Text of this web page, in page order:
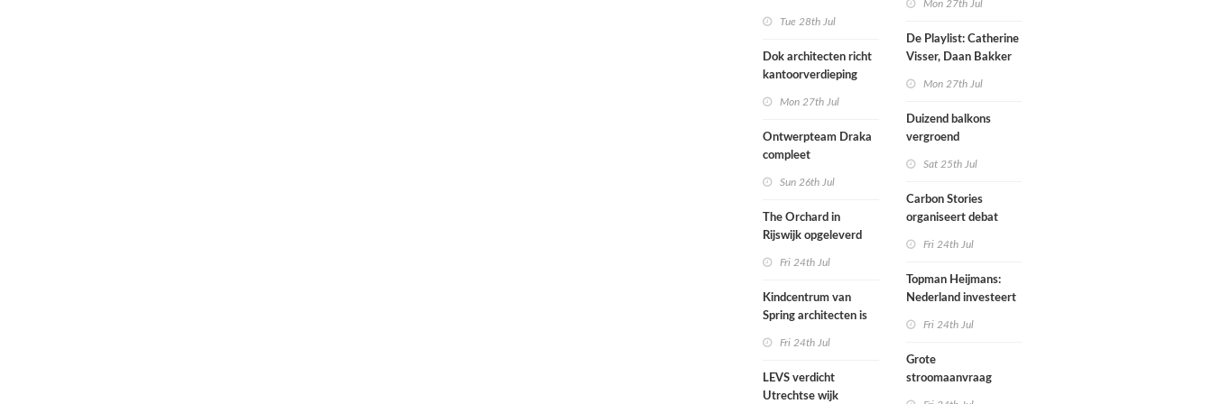
Tue 28th Jul
Dok architecten richt
kantoorverdieping
hernieuwd in
Mon 27th Jul
Ontwerpteam Draka
compleet
Sun 26th Jul
The Orchard in
Rijswijk opgeleverd
Fri 24th Jul
Kindcentrum van
Spring architecten is
Fri 24th Jul
LEVS verdicht
Utrechtse wijk
Mon 27th Jul
De Playlist: Catherine
Visser, Daan Bakker
kamerensemble
Mon 27th Jul
Duizend balkons
vergroend
Sat 25th Jul
Carbon Stories
organiseert debat
Fri 24th Jul
Topman Heijmans:
Nederland investeert
Fri 24th Jul
Grote
stroomaanvraag